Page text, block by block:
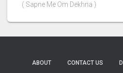
( Sapne Me Om Dekhna )
ABOUT CONTACT US